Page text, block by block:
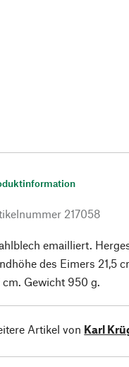
217058
emailliert.
des Eimers 21,5
cm. Gewicht 950 g.
Artikel von Karl